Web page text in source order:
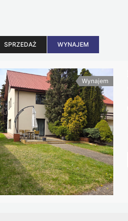
SPRZEDAŻ WYNAJEM
Wynajem